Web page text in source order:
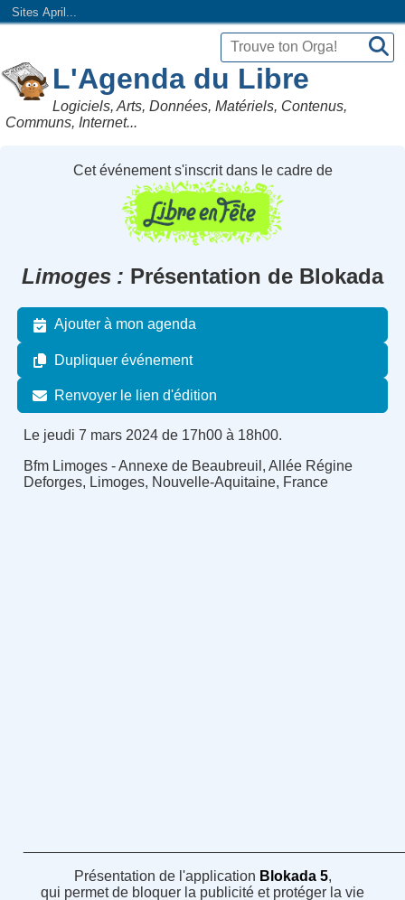
Sites April...
L'Agenda du Libre
Logiciels, Arts, Données, Matériels, Contenus,
Communs, Internet...
Cet événement s'inscrit dans le cadre de
Limoges Présentation de Blokada
Ajouter à mon agenda
Dupliquer événement
Renvoyer le lien d'édition
Le jeudi 7 mars 2024 de 17h00 à 18h00.
Bfm Limoges - Annexe de Beaubreuil, Allée Régine
Deforges, Limoges, Nouvelle-Aquitaine, France
Présentation de l'application Blokada 5,
qui permet de bloquer la publicité et protéger la vie